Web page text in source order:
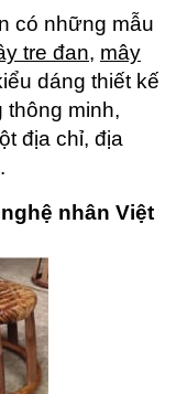
có những mẫu
tre đan, mây
dáng thiết kế
thông minh,
địa chỉ, địa
nhân Việt